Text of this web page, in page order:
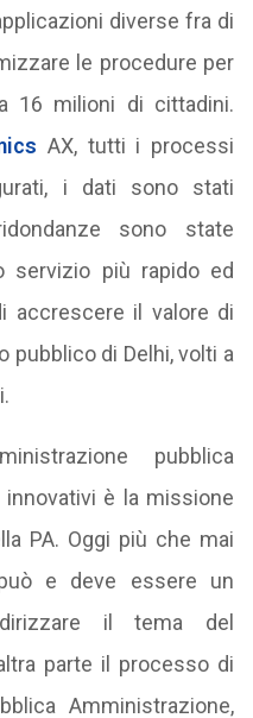
diverse fra di
le procedure per
16 milioni di cittadini.
AX, tutti i processi
i dati sono stati
sono state
servizio più rapido ed
accrescere il valore di
pubblico di Delhi, volti a
pubblica
è la missione
PA. Oggi più che mai
può e deve essere un
il tema del
parte il processo di
Amministrazione,